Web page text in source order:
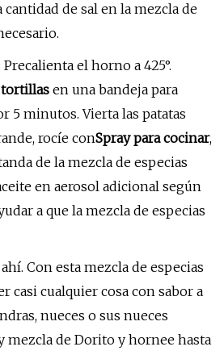
de sal en la mezcla de
el horno a 425°.
tortillas en una bandeja para
5 minutos. Vierta las patatas
rocíe conSpray para cocinar,
de la mezcla de especias
en aerosol adicional según
a que la mezcla de especias
Con esta mezcla de especias
casi cualquier cosa con sabor a
nueces o sus nueces
mezcla de Dorito y hornee hasta